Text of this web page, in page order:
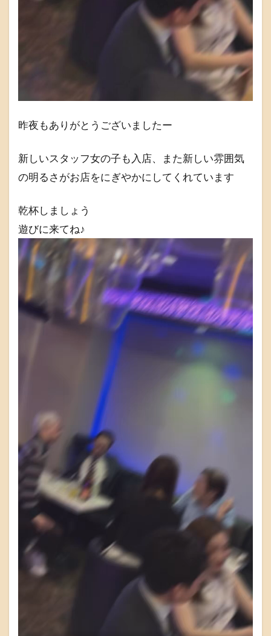
昨夜もありがとうございましたー
新しいスタッフ女の子も入店、また新しい雰囲気
の明るさがお店をにぎやかにしてくれています
乾杯しましょう
遊びに来てね♪